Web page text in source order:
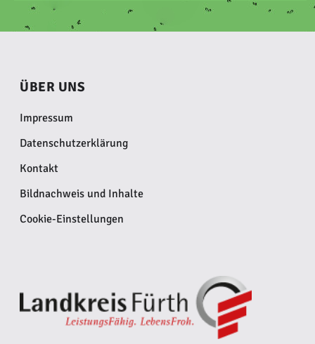
ÜBER UNS
Impressum
Datenschutzerklärung
Kontakt
Bildnachweis und Inhalte
Cookie-Einstellungen